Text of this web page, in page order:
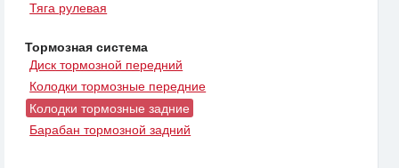
Тяга рулевая
Тормозная система
Диск тормозной передний
Колодки тормозные передние
Колодки тормозные задние
Барабан тормозной задний